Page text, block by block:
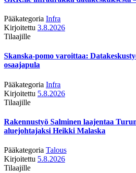
Pääkategoria Infra
Kirjoitettu 3.8.2026
Tilaajille
Skanska-pomo varoittaa:
osaajapula
Pääkategoria Infra
Kirjoitettu 5.8.2026
Tilaajille
Rakennustyö Salminen laajentaa
aluejohtajaksi Heikki Malaska
Pääkategoria Talous
Kirjoitettu 5.8.2026
Tilaajille